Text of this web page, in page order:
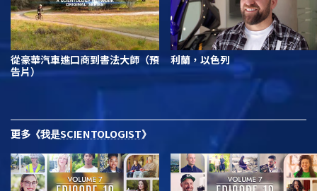
從豪華汽車進口商到書法大師（預
告片）
利蘭，以色列
更多 《我是SCIENTOLOGIST》